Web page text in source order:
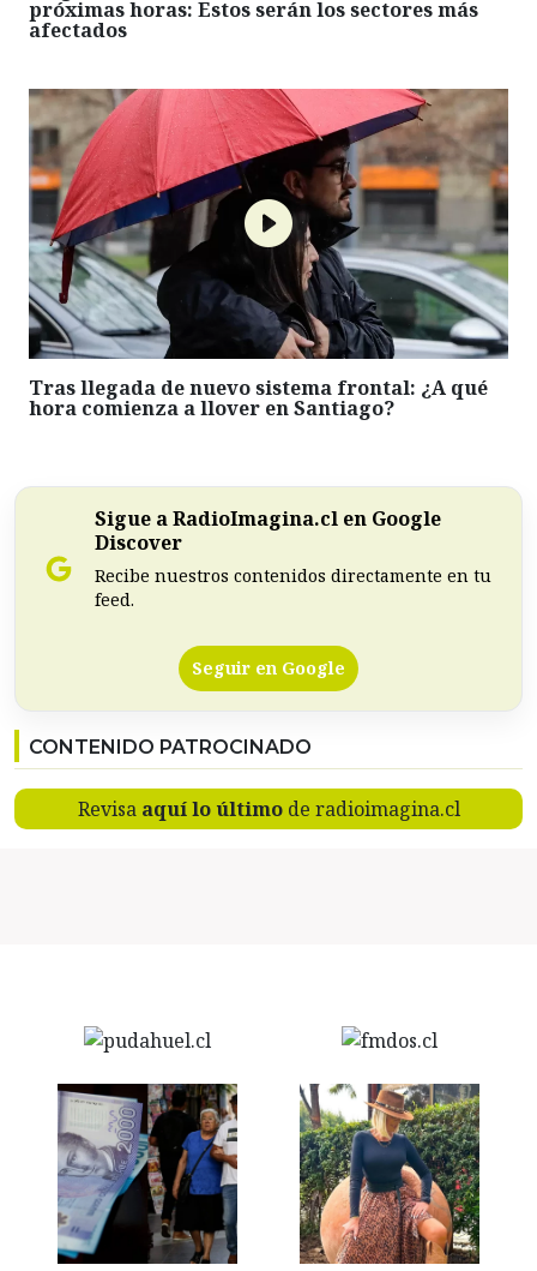
próximas horas: Estos serán los sectores más
afectados
Tras llegada de nuevo sistema frontal: ¿A qué
hora comienza a llover en Santiago?
Sigue a RadioImagina.cl en Google
Discover
Recibe nuestros contenidos directamente en tu
feed.
Seguir en Google
CONTENIDO PATROCINADO
Revisa aquí lo últimode radioimagina.cl